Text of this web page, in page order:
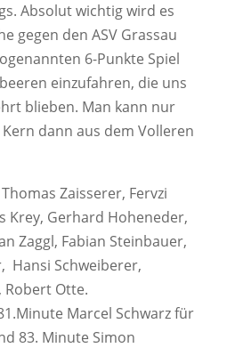
Absolut wichtig wird es
gegen den ASV Grassau
6-Punkte Spiel
einzufahren, die uns
blieben. Man kann nur
dann aus dem Volleren
Zaisserer, Fervzi
Krey, Gerhard Hoheneder,
Zaggl, Fabian Steinbauer,
Hansi Schweiberer,
Robert Otte.
Marcel Schwarz für
83. Minute Simon